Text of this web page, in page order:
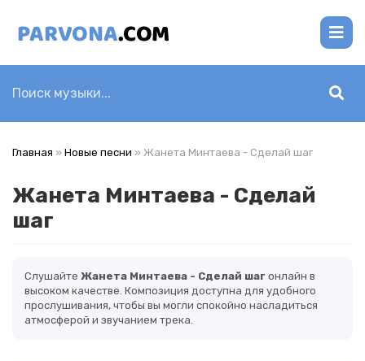
Главная » Новые песни » Жанета Минтаева - Сделай шаг
Жанета Минтаева - Сделай
шаг
Слушайте Жанета Минтаева - Сделай шаг онлайн в
высоком качестве. Композиция доступна для удобного
прослушивания, чтобы вы могли спокойно насладиться
атмосферой и звучанием трека.